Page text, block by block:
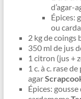
d’agar-
Épices:
ou
2 kg de coings
350 ml de jus
1 citron (jus +
1 c. à c. rase
agar
Épices: